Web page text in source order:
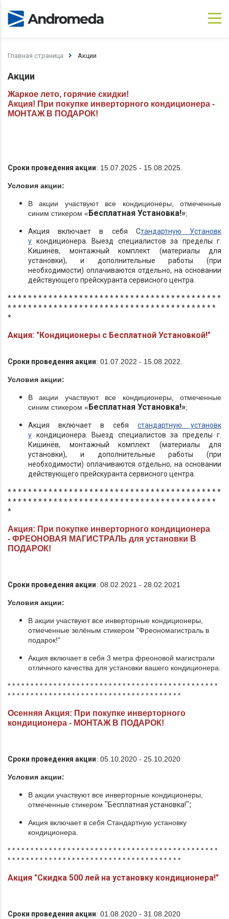
Главная страница Акции
Акции
Жаркое лето, горячие скидки!
Акция! При покупке инверторного кондиционера -
МОНТАЖ В ПОДАРОК!
Сроки проведения акции: 15.07.2025 - 15.08.2025.
Условия акции:
В акции участвуют все кондиционеры, отмеченные
синим стикером «Бесплатная Установка!»;
Акция включает в себя Стандартную Установк
у кондиционера. Выезд специалистов за пределы г.
Кишинёв, монтажный комплект (материалы для
установки), и дополнительные работы (при
необходимости) оплачиваются отдельно, на основании
действующего прейскуранта сервисного центра.
* * * * * * * * * * * * * * * * * * * * * * * * * * * * * * * * * * * * * * * * * *
* * * * * * * * * * * * * * * * * * * * * * * * * * * * * * * * * * * * * * * * *
*
Акция: "Кондиционеры с Бесплатной Установкой!"
Сроки проведения акции: 01.07.2022 - 15.08.2022.
Условия акции:
В акции участвуют все кондиционеры, отмеченные
синим стикером «Бесплатная Установка!»;
Акция включает в себя стандартную установк
у кондиционера. Выезд специалистов за пределы г.
Кишинёв, монтажный комплект (материалы для
установки), и дополнительные работы (при
необходимости) оплачиваются отдельно, на основании
действующего прейскуранта сервисного центра.
* * * * * * * * * * * * * * * * * * * * * * * * * * * * * * * * * * * * * * * * * *
* * * * * * * * * * * * * * * * * * * * * * * * * * * * * * * * * * * * * * * * *
*
Акция: При покупке инверторного кондиционера
- ФРЕОНОВАЯ МАГИСТРАЛЬ для установки В
ПОДАРОК!
Сроки проведения акции: 08.02.2021 - 28.02.2021
Условия акции:
В акции участвуют все инверторные кондиционеры,
отмеченные зелёным стикером "Фреономагистраль в
подарок!"
Акция включает в себя 3 метра фреоновой магистрали
отличного качества для установки вашего кондиционера.
* * * * * * * * * * * * * * * * * * * * * * * * * * * * * * * * * * * * * * * * * * * * * *
* * * * * * * * * * * * * * * * * * * * * * * * * * * * * * * * * * * * * *
Осенняя Акция: При покупке инверторного
кондиционера - МОНТАЖ В ПОДАРОК!
Сроки проведения акции: 05.10.2020 - 25.10.2020
Условия акции:
В акции участвуют все инверторные кондиционеры,
отмеченные стикером "Бесплатная установка!";
Акция включает в себя Стандартную установку
кондиционера.
* * * * * * * * * * * * * * * * * * * * * * * * * * * * * * * * * * * * * * * * * * * * * *
* * * * * * * * * * * * * * * * * * * * * * * * * * * * * * * * * * * * * *
Акция "Скидка 500 лей на установку кондиционера!"
Сроки проведения акции: 01.08.2020 - 31.08.2020
Обратный звонок
Имя
Номер телефона
Ваша заявка успешно отправлена!
Спасибо! Ваша заявка принята к рассмотрению!
Вами для уточнения деталей заказа.
Закрыть